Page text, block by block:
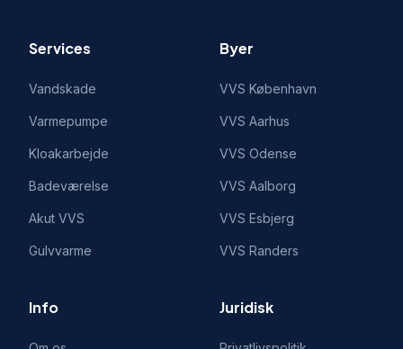
Services
Vandskade
Varmepumpe
Kloakarbejde
Badeværelse
Akut VVS
Gulvvarme
Byer
VVS København
VVS Aarhus
VVS Odense
VVS Aalborg
VVS Esbjerg
VVS Randers
Info Juridisk